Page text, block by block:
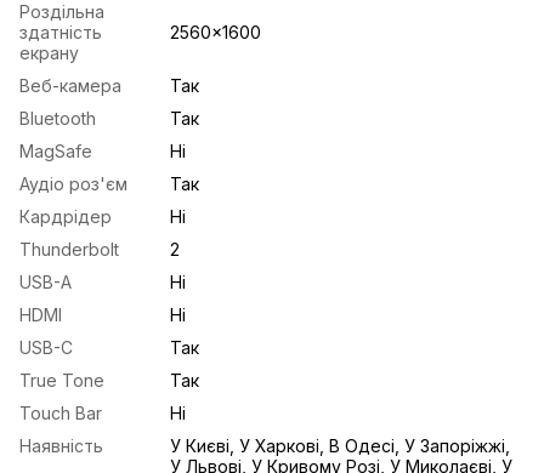
Роздільна
здатність
екрану
2560x1600
Веб-камера
Так
Bluetooth
Так
MagSafe
Ні
Аудіо роз'єм
Так
Кардрідер
Ні
Thunderbolt
2
USB-A
Ні
HDMI
Ні
USB-С
Так
True Tone
Так
Touch Bar
Ні
Наявність
У Києві, У Харкові, В Одесі, У Запоріжжі,
У Львові, У Кривому Розі, У Миколаєві, У